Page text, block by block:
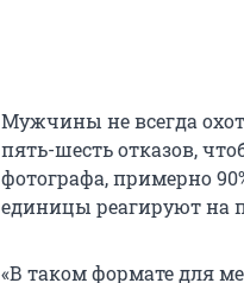
Мужчины не всегда
пять-шесть отказов,
фотографа, примерно
единицы реагируют на
«В таком формате для